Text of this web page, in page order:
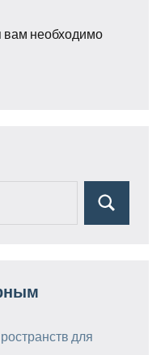
вам необходимо
Поиск
для